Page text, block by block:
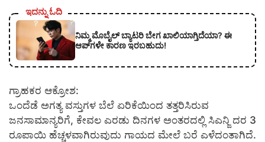
ಇದನ್ನು ಓದಿ
ನಿಮ್ಮ ಮೊಬೈಲ್ ಬ್ಯಾಟರಿ ಬೇಗ ಖಾಲಿಯಾಗ್ತಿದೆಯಾ? ಈ
ಆಪ್‌ಗಳೇ ಕಾರಣ ಇರಬಹುದು!
ಗ್ರಾಹಕರ ಆಕ್ರೋಶ:
ಒಂದೆಡೆ ಅಗತ್ಯ ವಸ್ತುಗಳ ಬೆಲೆ ಏರಿಕೆಯಿಂದ ತತ್ತರಿಸಿರುವ
ಜನಸಾಮಾನ್ಯರಿಗೆ, ಕೇವಲ ಎರಡು ದಿನಗಳ ಅಂತರದಲ್ಲಿ ಸಿಎನ್ಜಿ ದರ 3
ರೂಪಾಯಿ ಹೆಚ್ಚಳವಾಗಿರುವುದು ಗಾಯದ ಮೇಲೆ ಬರೆ ಎಳೆದಂತಾಗಿದೆ.